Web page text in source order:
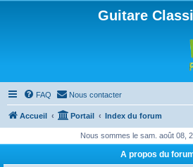
Guitare
FAQ Nous contacter
Accueil Portail Index du forum
Nous sommes le sam. août 08,
A propos du